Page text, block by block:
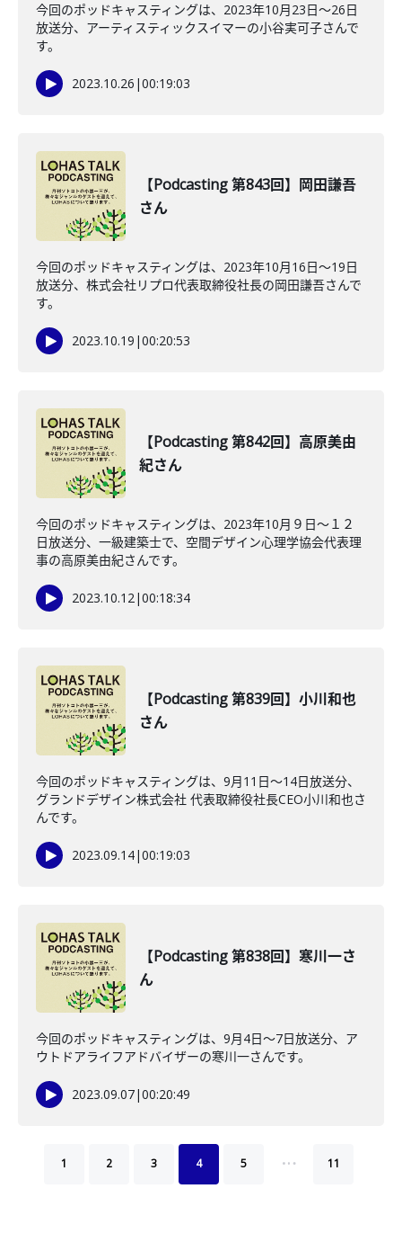
今回のポッドキャスティングは、2023年10月23日〜26日
放送分、アーティスティックスイマーの小谷実可子さんで
す。
2023.10.26 |00:19:03
【Podcasting 第843回】岡田謙吾
さん
今回のポッドキャスティングは、2023年10月16日〜19日
放送分、株式会社リプロ代表取締役社長の岡田謙吾さんで
す。
2023.10.19 |00:20:53
【Podcasting 第842回】高原美由
紀さん
今回のポッドキャスティングは、2023年10月９日〜１２
日放送分、一級建築士で、空間デザイン心理学協会代表理
事の高原美由紀さんです。
2023.10.12|00:18:34
【Podcasting 第839回】小川和也
さん
今回のポッドキャスティングは、9月11日〜14日放送分、
グランドデザイン株式会社 代表取締役社長CEO小川和也さ
んです。
2023.09.14|00:19:03
【Podcasting 第838回】寒川一さ
ん
今回のポッドキャスティングは、9月4日〜7日放送分、ア
ウトドアライフアドバイザーの寒川一さんです。
2023.09.07|00:20:49
1 2 3 4 5 … 11